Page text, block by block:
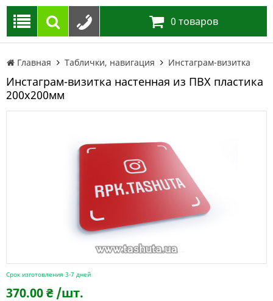
0 товаров
Главная Таблички, навигация Инстаграм-визитка
Инстаграм-визитка настенная из ПВХ пластика
200х200мм
Срок изготовления 3-7 дней
370.00₴ /шт.